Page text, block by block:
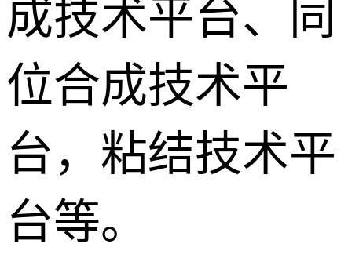
成技术平台、同
位合成技术平
台，粘结技术平
台等。